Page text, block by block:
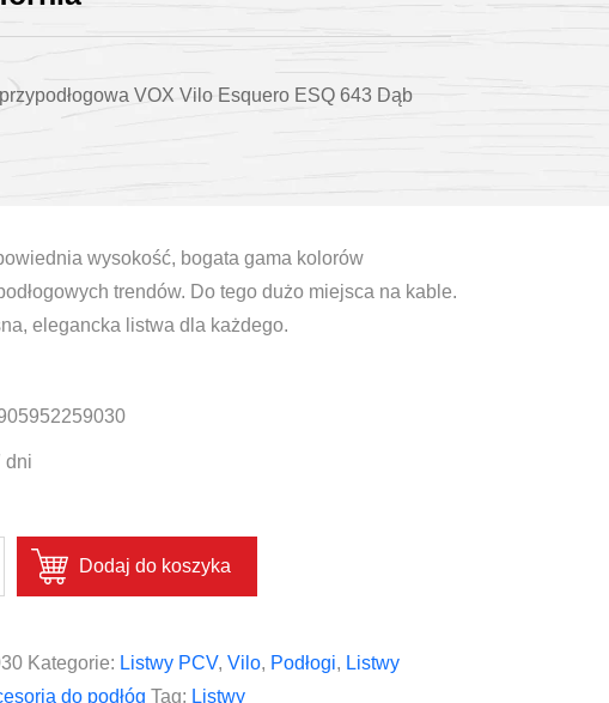
VOX Vilo Esquero ESQ 643 Dąb
wysokość, bogata gama kolorów
trendów. Do tego dużo miejsca na kable.
elegancka listwa dla każdego.
dni
Dodaj do koszyka
Kategorie: Listwy PCV, Vilo, Podłogi, Listwy
do podłóg Tag: Listwy